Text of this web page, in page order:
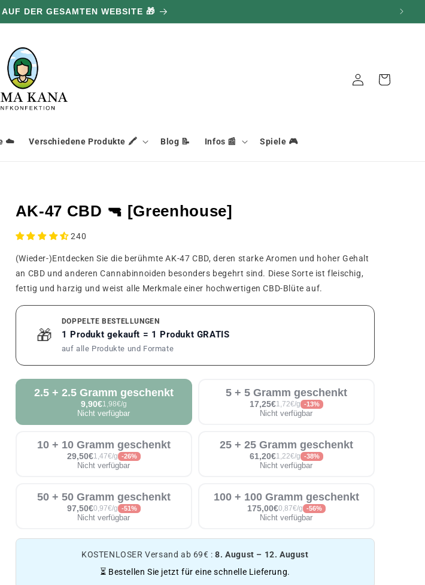
DER GESAMTEN WEBSITE 🎁
☁️ Verschiedene Produkte 🖍️ Blog 📝 Infos 📰 Spiele 🎮
VerbindungWarenkorb
AK-47 CBD 🔫 [Greenhouse]
240
(Wieder-)Entdecken Sie die berühmte AK-47 CBD, deren starke Aromen und hoher Gehalt
an CBD und anderen Cannabinnoiden besonders begehrt sind. Diese Sorte ist fleischig,
fettig und harzig und weist alle Merkmale einer hochwertigen CBD-Blüte auf.
🎁
DOPPELTE BESTELLUNGEN
1 Produkt gekauft = 1 Produkt GRATIS
auf alle Produkte und Formate
2.5 + 2.5 Gramm geschenkt
9,90€1,98€/g
Nicht verfügbar
5 + 5 Gramm geschenkt
17,25€1,72€/g -13%
Nicht verfügbar
10 + 10 Gramm geschenkt
29,50€1,47€/g -26%
Nicht verfügbar
25 + 25 Gramm geschenkt
61,20€1,22€/g -38%
Nicht verfügbar
50 + 50 Gramm geschenkt
97,50€0,97€/g -51%
Nicht verfügbar
100 + 100 Gramm geschenkt
175,00€0,87€/g -56%
Nicht verfügbar
KOSTENLOSER Versand ab 69€ :8. August – 12. August
⏳ Bestellen Sie jetzt für eine schnelle Lieferung.